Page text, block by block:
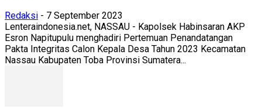
Redaksi - 7 September 2023
Lenteraindonesia.net, NASSAU - Kapolsek Habinsaran AKP
Esron Napitupulu menghadiri Pertemuan Penandatangan
Pakta Integritas Calon Kepala Desa Tahun 2023 Kecamatan
Nassau Kabupaten Toba Provinsi Sumatera...